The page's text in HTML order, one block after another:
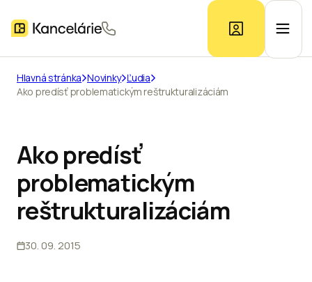
Ponuka kancelárií
Kontakt
Hlavná stránka Novinky Ľudia
Ako predísť problematickým reštrukturalizáciám
Ako predísť
problematickým
reštrukturalizáciám
30. 09. 2015